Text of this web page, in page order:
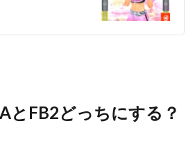
とFB2どっちにする？